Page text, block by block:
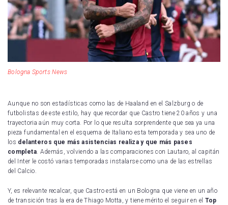
Bologna Sports News
Aunque no son estadísticas como las de Haaland en el Salzburg o de
futbolistas de este estilo, hay que recordar que Castro tiene 20 años y una
trayectoria aún muy corta. Por lo que resulta sorprendente que sea ya una
pieza fundamental en el esquema de Italiano esta temporada y sea uno de
los delanteros que más asistencias realiza y que más pases
completa. Además, volviendo a las comparaciones con Lautaro, al capitán
del Inter le costó varias temporadas instalarse como una de las estrellas
del Calcio.
Y, es relevante recalcar, que Castro está en un Bologna que viene en un año
de transición tras la era de Thiago Motta, y tiene mérito el seguir en el Top